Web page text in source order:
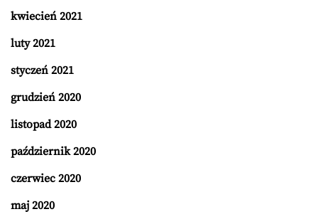
kwiecień 2021
luty 2021
styczeń 2021
grudzień 2020
listopad 2020
październik 2020
czerwiec 2020
maj 2020